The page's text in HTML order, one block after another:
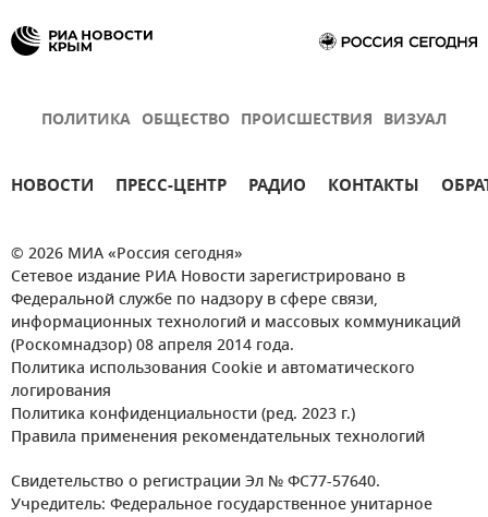
ПОЛИТИКА ОБЩЕСТВО ПРОИСШЕСТВИЯ ВИЗУАЛ
НОВОСТИ ПРЕСС-ЦЕНТР РАДИО КОНТАКТЫ
© 2026 МИА «Россия сегодня»
Сетевое издание РИА Новости зарегистрировано в
Федеральной службе по надзору в сфере связи,
информационных технологий и массовых коммуникаций
(Роскомнадзор) 08 апреля 2014 года.
Политика использования Cookie и автоматического
логирования
Политика конфиденциальности (ред. 2023 г.)
Правила применения рекомендательных технологий
Свидетельство о регистрации Эл № ФС77-57640.
Учредитель: Федеральное государственное унитарное